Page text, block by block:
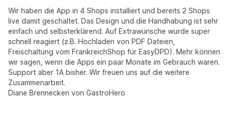
Wir haben die App in 4 Shops installiert und bereits 2 Shops
live damit geschaltet. Das Design und die Handhabung ist sehr
einfach und selbsterklärend. Auf Extrawünsche wurde super
schnell reagiert (z.B. Hochladen von PDF Dateien,
Freischaltung vom FrankreichShop für EasyDPD). Mehr können
wir sagen, wenn die Apps ein paar Monate im Gebrauch waren.
Support aber 1A bisher. Wir freuen uns auf die weitere
Zusammenarbeit.
Diane Brennecken von GastroHero